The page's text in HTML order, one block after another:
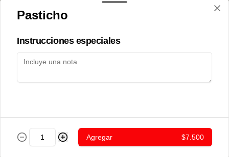
Cachapa Cerdo Frito
Cachapa Chorizo
Pasticho
Instrucciones especiales
Agregar $7.500